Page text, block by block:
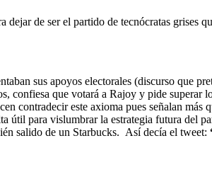
dejar de ser el partido de tecnócratas grises
sus apoyos electorales (discurso que
confiesa que votará a Rajoy y pide superar
contradecir este axioma pues señalan más
útil para vislumbrar la estrategia futura del
salido de un Starbucks. Así decía el tweet: